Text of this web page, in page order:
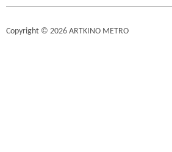
Copyright © 2026 ARTKINO METRO